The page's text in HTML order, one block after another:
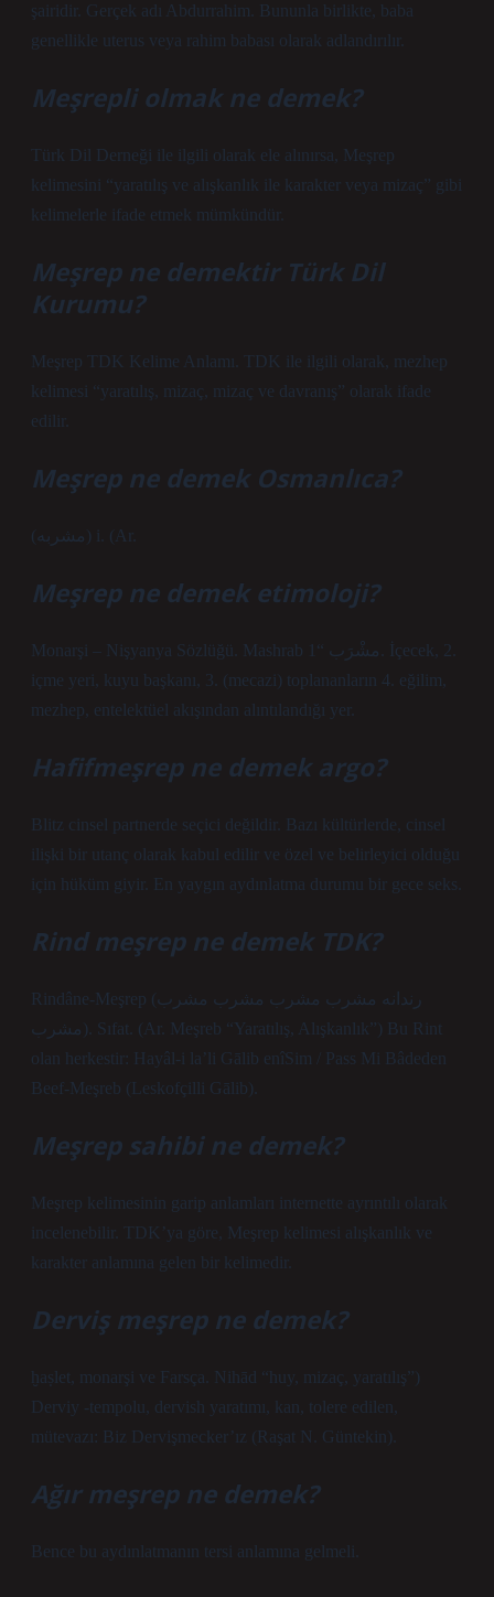
şairidir. Gerçek adı Abdurrahim. Bununla birlikte, baba
genellikle uterus veya rahim babası olarak adlandırılır.
Meşrepli olmak ne demek?
Türk Dil Derneği ile ilgili olarak ele alınırsa, Meşrep
kelimesini “yaratılış ve alışkanlık ile karakter veya mizaç” gibi
kelimelerle ifade etmek mümkündür.
Meşrep ne demektir Türk Dil
Kurumu?
Meşrep TDK Kelime Anlamı. TDK ile ilgili olarak, mezhep
kelimesi “yaratılış, mizaç, mizaç ve davranış” olarak ifade
edilir.
Meşrep ne demek Osmanlıca?
(ﻣﺸﺮﺑﻪ) i. (Ar.
Meşrep ne demek etimoloji?
Monarşi – Nişyanya Sözlüğü. Mashrab مشْرَب “1. İçecek, 2.
içme yeri, kuyu başkanı, 3. (mecazi) toplananların 4. eğilim,
mezhep, entelektüel akışından alıntılandığı yer.
Hafifmeşrep ne demek argo?
Blitz cinsel partnerde seçici değildir. Bazı kültürlerde, cinsel
ilişki bir utanç olarak kabul edilir ve özel ve belirleyici olduğu
için hüküm giyir. En yaygın aydınlatma durumu bir gece seks.
Rind meşrep ne demek TDK?
Rindâne-Meşrep (ﺭﻧﺪﺍﻧﻪ ﻣﺸﺮﺏ ﻣﺸﺮﺏ ﻣﺸﺮﺏ ﻣﺸﺮﺏ
ﻣﺸﺮﺏ). Sıfat. (Ar. Meşreb “Yaratılış, Alışkanlık”) Bu Rint
olan herkestir: Hayâl-i la’li Gālib enîSim / Pass Mi Bâdeden
Beef-Meşreb (Leskofçilli Gālib).
Meşrep sahibi ne demek?
Meşrep kelimesinin garip anlamları internette ayrıntılı olarak
incelenebilir. TDK’ya göre, Meşrep kelimesi alışkanlık ve
karakter anlamına gelen bir kelimedir.
Derviş meşrep ne demek?
ḫaṣlet, monarşi ve Farsça. Nihād “huy, mizaç, yaratılış”)
Derviy -tempolu, dervish yaratımı, kan, tolere edilen,
mütevazı: Biz Dervişmecker’ız (Raşat N. Güntekin).
Ağır meşrep ne demek?
Bence bu aydınlatmanın tersi anlamına gelmeli.